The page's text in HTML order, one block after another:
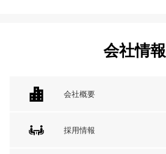
会社情報
会社概要
採用情報